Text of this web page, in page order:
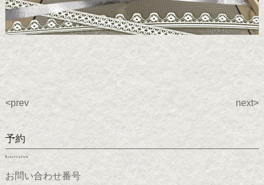
<prev next>
予約
Reservation
お問い合わせ番号